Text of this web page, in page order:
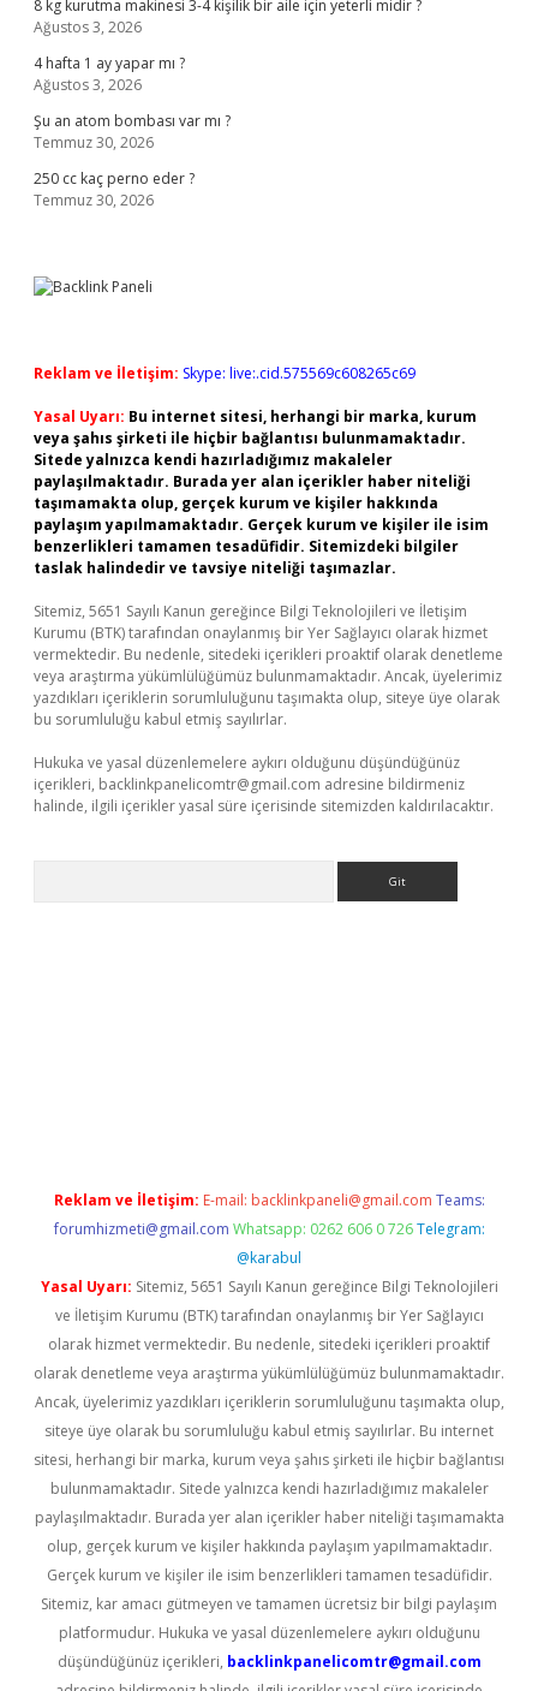
8 kg kurutma makinesi 3-4 kişilik bir aile için yeterli midir ?
Ağustos 3, 2026
4 hafta 1 ay yapar mı ?
Ağustos 3, 2026
Şu an atom bombası var mı ?
Temmuz 30, 2026
250 cc kaç perno eder ?
Temmuz 30, 2026
Reklam ve İletişim: Skype: live:.cid.575569c608265c69
Yasal Uyarı: Bu internet sitesi, herhangi bir marka, kurum
veya şahıs şirketi ile hiçbir bağlantısı bulunmamaktadır.
Sitede yalnızca kendi hazırladığımız makaleler
paylaşılmaktadır. Burada yer alan içerikler haber niteliği
taşımamakta olup, gerçek kurum ve kişiler hakkında
paylaşım yapılmamaktadır. Gerçek kurum ve kişiler ile isim
benzerlikleri tamamen tesadüfidir. Sitemizdeki bilgiler
taslak halindedir ve tavsiye niteliği taşımazlar.
Sitemiz, 5651 Sayılı Kanun gereğince Bilgi Teknolojileri ve İletişim
Kurumu (BTK) tarafından onaylanmış bir Yer Sağlayıcı olarak hizmet
vermektedir. Bu nedenle, sitedeki içerikleri proaktif olarak denetleme
veya araştırma yükümlülüğümüz bulunmamaktadır. Ancak, üyelerimiz
yazdıkları içeriklerin sorumluluğunu taşımakta olup, siteye üye olarak
bu sorumluluğu kabul etmiş sayılırlar.
Hukuka ve yasal düzenlemelere aykırı olduğunu düşündüğünüz
içerikleri, backlinkpanelicomtr@gmail.com adresine bildirmeniz
halinde, ilgili içerikler yasal süre içerisinde sitemizden kaldırılacaktır.
Reklam ve İletişim: E-mail: backlinkpaneli@gmail.com Teams:
forumhizmeti@gmail.com Whatsapp: 0262 606 0 726 Telegram:
@karabul
Yasal Uyarı: Sitemiz, 5651 Sayılı Kanun gereğince Bilgi Teknolojileri
ve İletişim Kurumu (BTK) tarafından onaylanmış bir Yer Sağlayıcı
olarak hizmet vermektedir. Bu nedenle, sitedeki içerikleri proaktif
olarak denetleme veya araştırma yükümlülüğümüz bulunmamaktadır.
Ancak, üyelerimiz yazdıkları içeriklerin sorumluluğunu taşımakta olup,
siteye üye olarak bu sorumluluğu kabul etmiş sayılırlar. Bu internet
sitesi, herhangi bir marka, kurum veya şahıs şirketi ile hiçbir bağlantısı
bulunmamaktadır. Sitede yalnızca kendi hazırladığımız makaleler
paylaşılmaktadır. Burada yer alan içerikler haber niteliği taşımamakta
olup, gerçek kurum ve kişiler hakkında paylaşım yapılmamaktadır.
Gerçek kurum ve kişiler ile isim benzerlikleri tamamen tesadüfidir.
Sitemiz, kar amacı gütmeyen ve tamamen ücretsiz bir bilgi paylaşım
platformudur. Hukuka ve yasal düzenlemelere aykırı olduğunu
düşündüğünüz içerikleri, backlinkpanelicomtr@gmail.com